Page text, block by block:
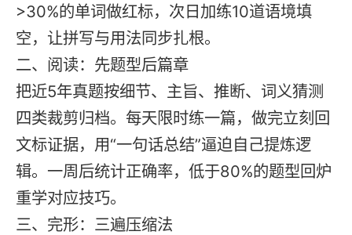
>30%的单词做红标，次日加练10道语境填
空，让拼写与用法同步扎根。
二、阅读：先题型后篇章
把近5年真题按细节、主旨、推断、词义猜测
四类裁剪归档。每天限时练一篇，做完立刻回
文标证据，用“一句话总结”逼迫自己提炼逻
辑。一周后统计正确率，低于80%的题型回炉
重学对应技巧。
三、完形：三遍压缩法